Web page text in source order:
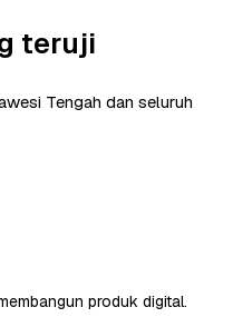
teruji
Tengah dan seluruh
produk digital.